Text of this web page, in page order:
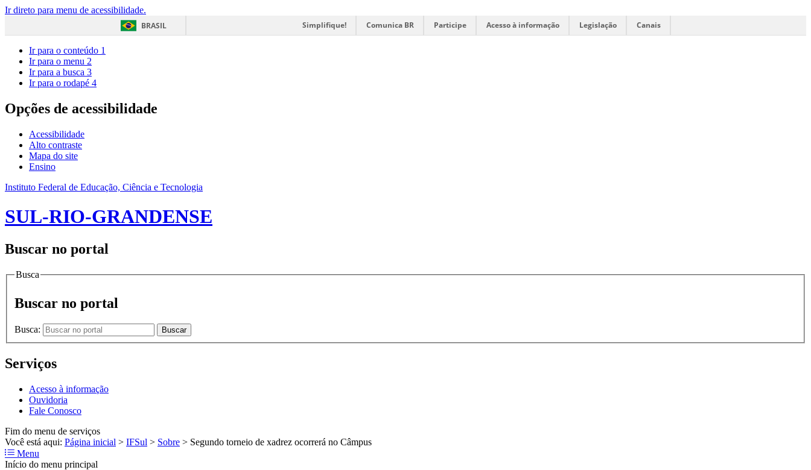
Ir direto para menu de acessibilidade.
BRASIL
Simplifique! Comunica BR Participe Acesso à informação Legislação Canais
Ir para o conteúdo 1
Ir para o menu 2
Ir para a busca 3
Ir para o rodapé 4
Opções de acessibilidade
Acessibilidade
Alto contraste
Mapa do site
Ensino
Instituto Federal de Educação, Ciência e Tecnologia
SUL-RIO-GRANDENSE
Buscar no portal
Busca
Buscar no portal
Busca: Buscar
Serviços
Acesso à informação
Ouvidoria
Fale Conosco
Fim do menu de serviços
Você está aqui: Página inicial > IFSul > Sobre > Segundo torneio de xadrez ocorrerá no Câmpus
Menu
Início do menu principal